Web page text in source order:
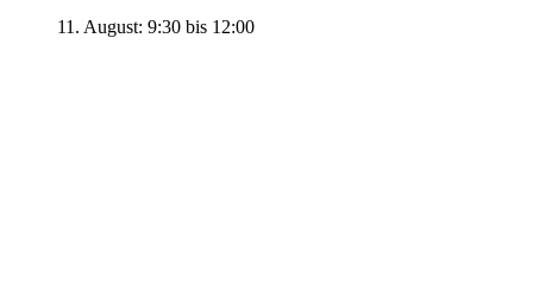
11. August: 9:30 bis 12:00